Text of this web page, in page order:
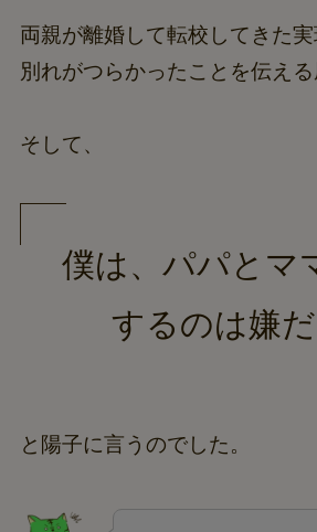
両親が離婚して転校してきた
別れがつらかったことを伝える
そして、
僕は、パパとマ
するのは嫌だ
と陽子に言うのでした。